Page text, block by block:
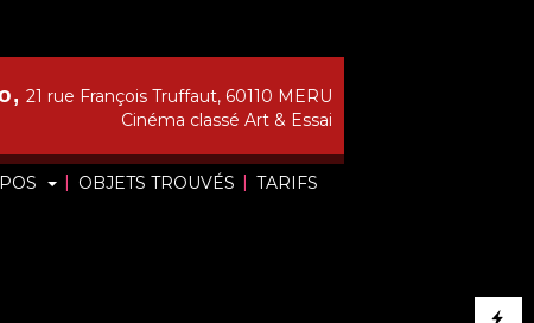
| OBJETS TROUVÉS | TARIFS
21 rue François Truffaut, 60110 MERU
Cinéma classé Art & Essai